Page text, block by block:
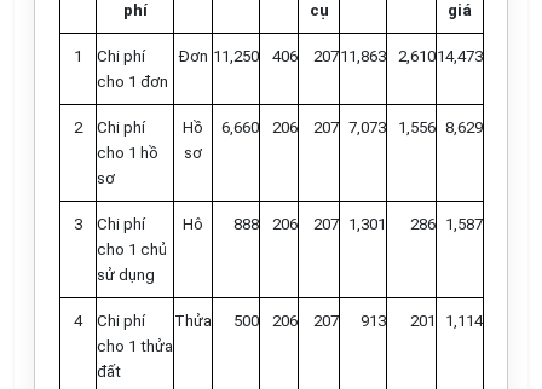
phí
cụ
giá
1
Chi phí
cho 1 đơn
Đơn 11,250 406 20711,863 2,61014,473
2
Chi phí
cho 1 hồ
sơ
Hồ
sơ
6,660 206 207 7,073 1,556 8,629
3
Chi phí
cho 1 chủ
sử dụng
Hô 888 206 207 1,301 286 1,587
4
Chi phí
cho 1 thửa
đất
Thửa 500 206 207 913 201 1,114